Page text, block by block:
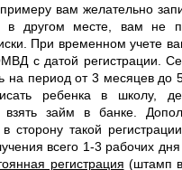
вам желательно
другом месте, вам не
При временном учете
с датой регистрации.
на период от 3 месяцев до
ребенка в школу,
займ в банке.
такой
всего 1-3 рабочих
регистрация (штамп